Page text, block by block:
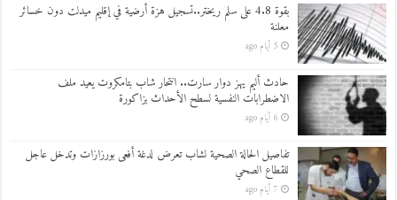
بقوة 4.8 على سلم ريختر..تسجيل هزة أرضية في إقليم ميدلت دون خسائر
معلنة
5 أيام ago
حادث أليم يهز دوار سارت.. انتحار شاب بتامكروت يعيد ملف
الاضطرابات النفسية لسطح الأحداث بزاكورة
6 أيام ago
تفاصيل الحالة الصحية لشاب تعرض لدغة أفعى بورزازات وتدخل عاجل
للقطاع الصحي
7 أيام ago